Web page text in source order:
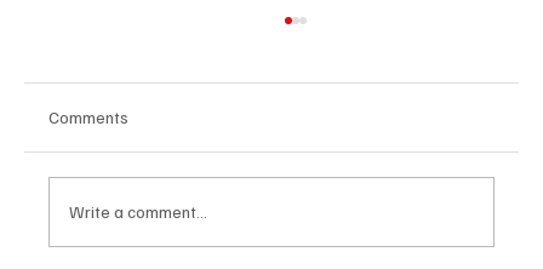
Comments
Write a comment...